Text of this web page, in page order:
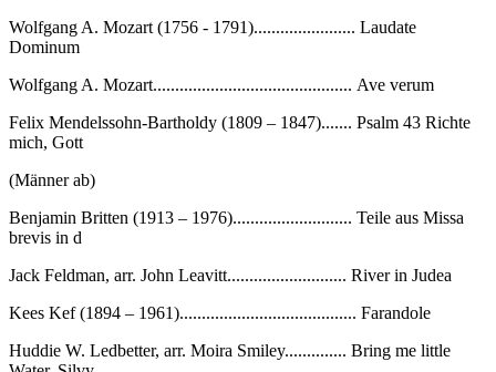
Wolfgang A. Mozart (1756 - 1791)....................... Laudate
Dominum
Wolfgang A. Mozart............................................. Ave verum
Felix Mendelssohn-Bartholdy (1809 – 1847)....... Psalm 43 Richte
mich, Gott
(Männer ab)
Benjamin Britten (1913 – 1976)........................... Teile aus Missa
brevis in d
Jack Feldman, arr. John Leavitt........................... River in Judea
Kees Kef (1894 – 1961)........................................ Farandole
Huddie W. Ledbetter, arr. Moira Smiley.............. Bring me little